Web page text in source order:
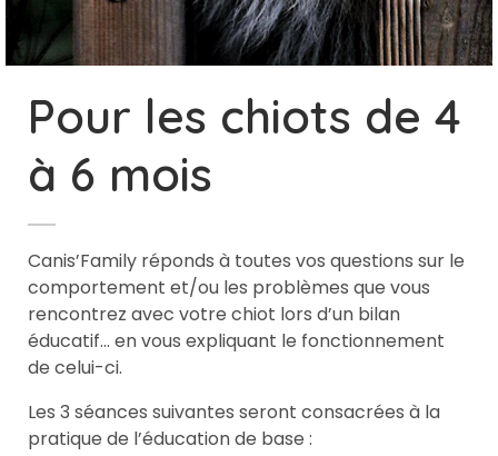
Pour les chiots de 4
à 6 mois
Canis’Family réponds à toutes vos questions sur le
comportement et/ou les problèmes que vous
rencontrez avec votre chiot lors d’un bilan
éducatif… en vous expliquant le fonctionnement
de celui-ci.
Les 3 séances suivantes seront consacrées à la
pratique de l’éducation de base :